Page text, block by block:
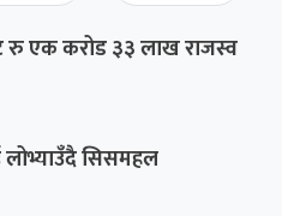
रु एक करोड ३३ लाख राजस्व
लोभ्याउँदै सिसमहल